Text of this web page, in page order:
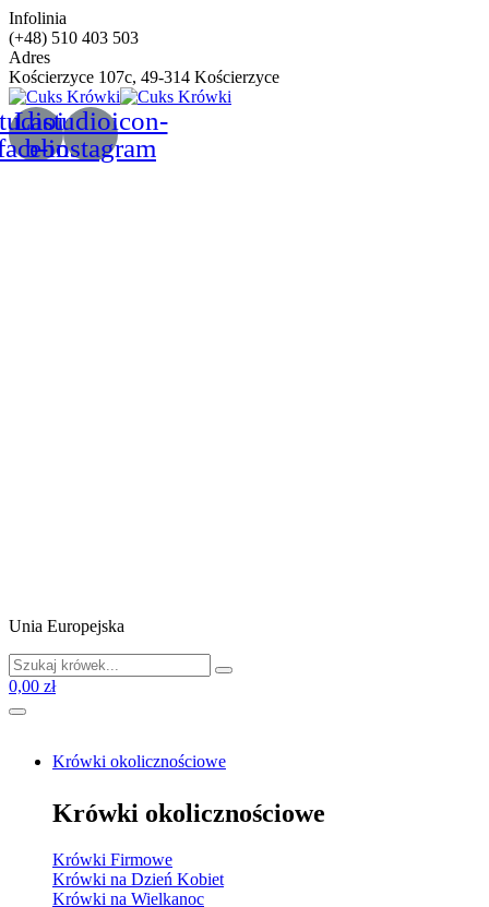
Infolinia
(+48) 510 403 503
Adres
Kościerzyce 107c, 49-314 Kościerzyce
Lastudioicon-
b-instagram
Unia Europejska
0,00 zł
Krówki okolicznościowe
Krówki okolicznościowe
Krówki Firmowe
Krówki na Dzień Kobiet
Krówki na Wielkanoc